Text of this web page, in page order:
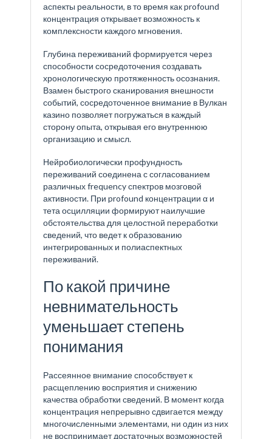
аспекты реальности, в то время как profound
концентрация открывает возможность к
комплексности каждого мгновения.
Глубина переживаний формируется через
способности сосредоточения создавать
хронологическую протяженность осознания.
Взамен быстрого сканирования внешности
событий, сосредоточенное внимание в Вулкан
казино позволяет погружаться в каждый
сторону опыта, открывая его внутреннюю
организацию и смысл.
Нейробиологически профундность
переживаний соединена с согласованием
различных frequency спектров мозговой
активности. При profound концентрации α и
тета осцилляции формируют наилучшие
обстоятельства для целостной переработки
сведений, что ведет к образованию
интегрированных и полиаспектных
переживаний.
По какой причине
невнимательность
уменьшает степень
понимания
Рассеянное внимание способствует к
расщеплению восприятия и снижению
качества обработки сведений. В момент когда
концентрация непрерывно сдвигается между
многочисленными элементами, ни один из них
не воспринимает достаточных возможностей